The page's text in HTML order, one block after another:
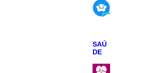
SAÚ
DE